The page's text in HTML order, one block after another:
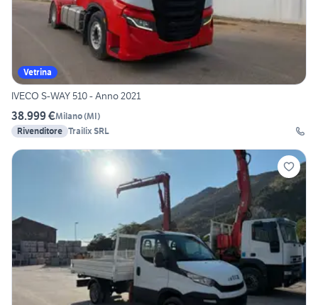
Vetrina
IVECO S-WAY 510 - Anno 2021
38.999 €Milano(MI)
Rivenditore Trailix SRL